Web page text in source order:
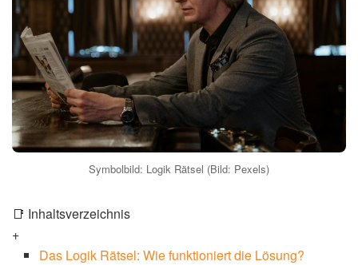
Symbolbild: Logik Rätsel (Bild: Pexels)
📑 Inhaltsverzeichnis
+
Das Logik Rätsel: Wie funktioniert die Lösung?